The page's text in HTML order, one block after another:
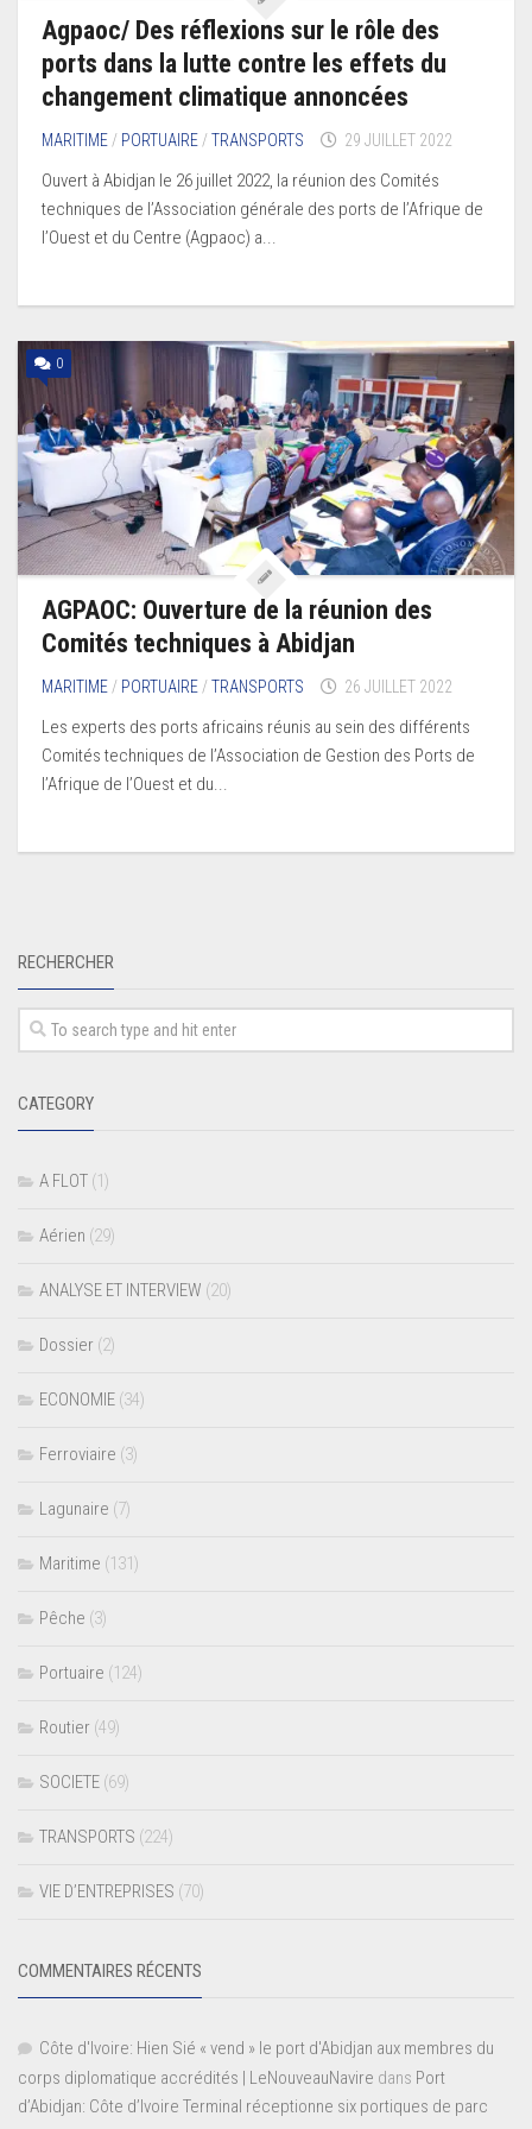
Agpaoc/ Des réflexions sur le rôle des
ports dans la lutte contre les effets du
changement climatique annoncées
MARITIME / PORTUAIRE /TRANSPORTS 29 JUILLET 2022
Ouvert à Abidjan le 26 juillet 2022, la réunion des Comités
techniques de l’Association générale des ports de l’Afrique de
l’Ouest et du Centre (Agpaoc) a...
0
AGPAOC: Ouverture de la réunion des
Comités techniques à Abidjan
MARITIME / PORTUAIRE /TRANSPORTS 26 JUILLET 2022
Les experts des ports africains réunis au sein des différents
Comités techniques de l’Association de Gestion des Ports de
l’Afrique de l’Ouest et du...
RECHERCHER
CATEGORY
A FLOT (1)
Aérien (29)
ANALYSE ET INTERVIEW (20)
Dossier (2)
ECONOMIE (34)
Ferroviaire (3)
Lagunaire (7)
Maritime (131)
Pêche (3)
Portuaire (124)
Routier (49)
SOCIETE (69)
TRANSPORTS (224)
VIE D’ENTREPRISES (70)
COMMENTAIRES RÉCENTS
Côte d'Ivoire: Hien Sié « vend » le port d'Abidjan aux membres du
corps diplomatique accrédités | LeNouveauNavire dans Port
d’Abidjan: Côte d’Ivoire Terminal réceptionne six portiques de parc